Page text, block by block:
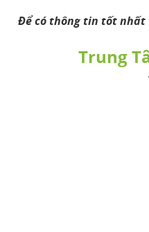
Để có thông tin tốt nhất
Trung